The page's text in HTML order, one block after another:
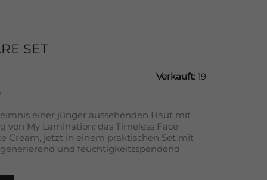
SET
Verkauft: 19
einer jünger aussehenden Haut mit
My Lamination: das Timeless Face
Cream, jetzt in einem praktischen Set mit
und feuchtigkeitsspendend